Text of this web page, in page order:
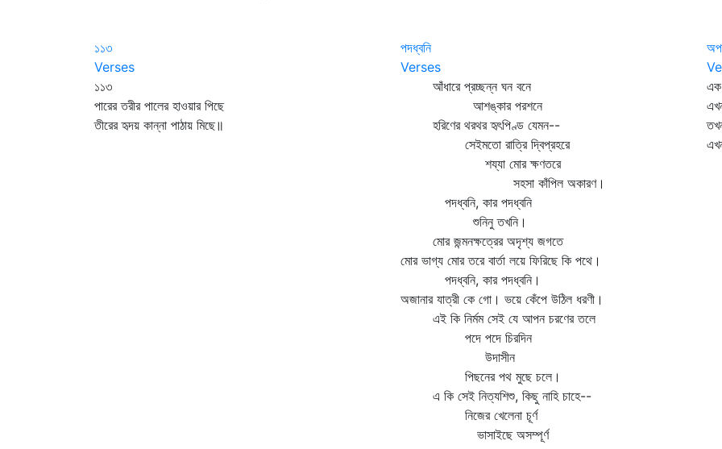
১১৩
Verses
১১৩
পারের তরীর পালের হাওয়ার পিছে
তীরের হৃদয় কান্না পাঠায় মিছে॥
পদধ্বনি
Verses
আঁধারে প্রচ্ছন্ন ঘন বনে
আশঙ্কার পরশনে
হরিণের থরথর হৃৎপিণ্ড যেমন--
সেইমতো রাত্রি দ্বিপ্রহরে
শয্যা মোর ক্ষণতরে
সহসা কাঁপিল অকারণ।
পদধ্বনি, কার পদধ্বনি
শুনিনু তখনি।
মোর জন্মনক্ষত্রের অদৃশ্য জগতে
মোর ভাগ্য মোর তরে বার্তা লয়ে ফিরিছে কি পথে।
পদধ্বনি, কার পদধ্বনি।
অজানার যাত্রী কে গো। ভয়ে কেঁপে উঠিল ধরণী।
এই কি নির্মম সেই যে আপন চরণের তলে
পদে পদে চিরদিন
উদাসীন
পিছনের পথ মুছে চলে।
এ কি সেই নিত্যশিশু, কিছু নাহি চাহে--
নিজের খেলেনা চূর্ণ
ভাসাইছে অসম্পূর্ণ
এক